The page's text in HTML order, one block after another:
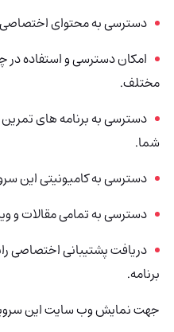
دسترسی به محتوای
امکان دسترسی و استفاده در
مختلف.
دسترسی به برنامه های
شما.
دسترسی به کامیونیتی این
دسترسی به تمامی مقالات و
دریافت پشتیبانی اختصاصی
برنامه.
جهت نمایش وب سایت این